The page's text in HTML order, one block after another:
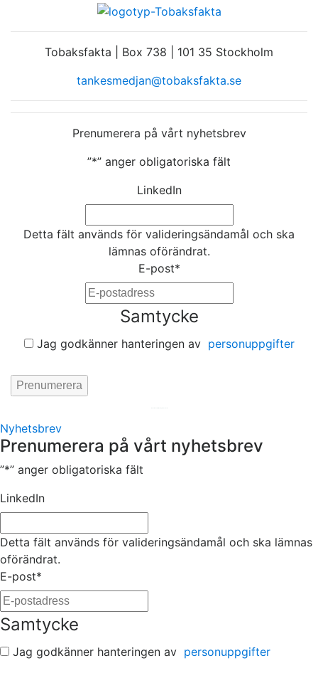
Tobaksfakta | Box 738 | 101 35 Stockholm
tankesmedjan@tobaksfakta.se
Prenumerera på vårt nyhetsbrev
”*” anger obligatoriska fält
LinkedIn
Detta fält används för valideringsändamål och ska
lämnas oförändrat.
E-post*
Samtycke
Jag godkänner hanteringen av personuppgifter
Nyhetsbrev
Prenumerera på vårt nyhetsbrev
”*” anger obligatoriska fält
LinkedIn
Detta fält används för valideringsändamål och ska lämnas
oförändrat.
E-post*
Samtycke
Jag godkänner hanteringen av personuppgifter